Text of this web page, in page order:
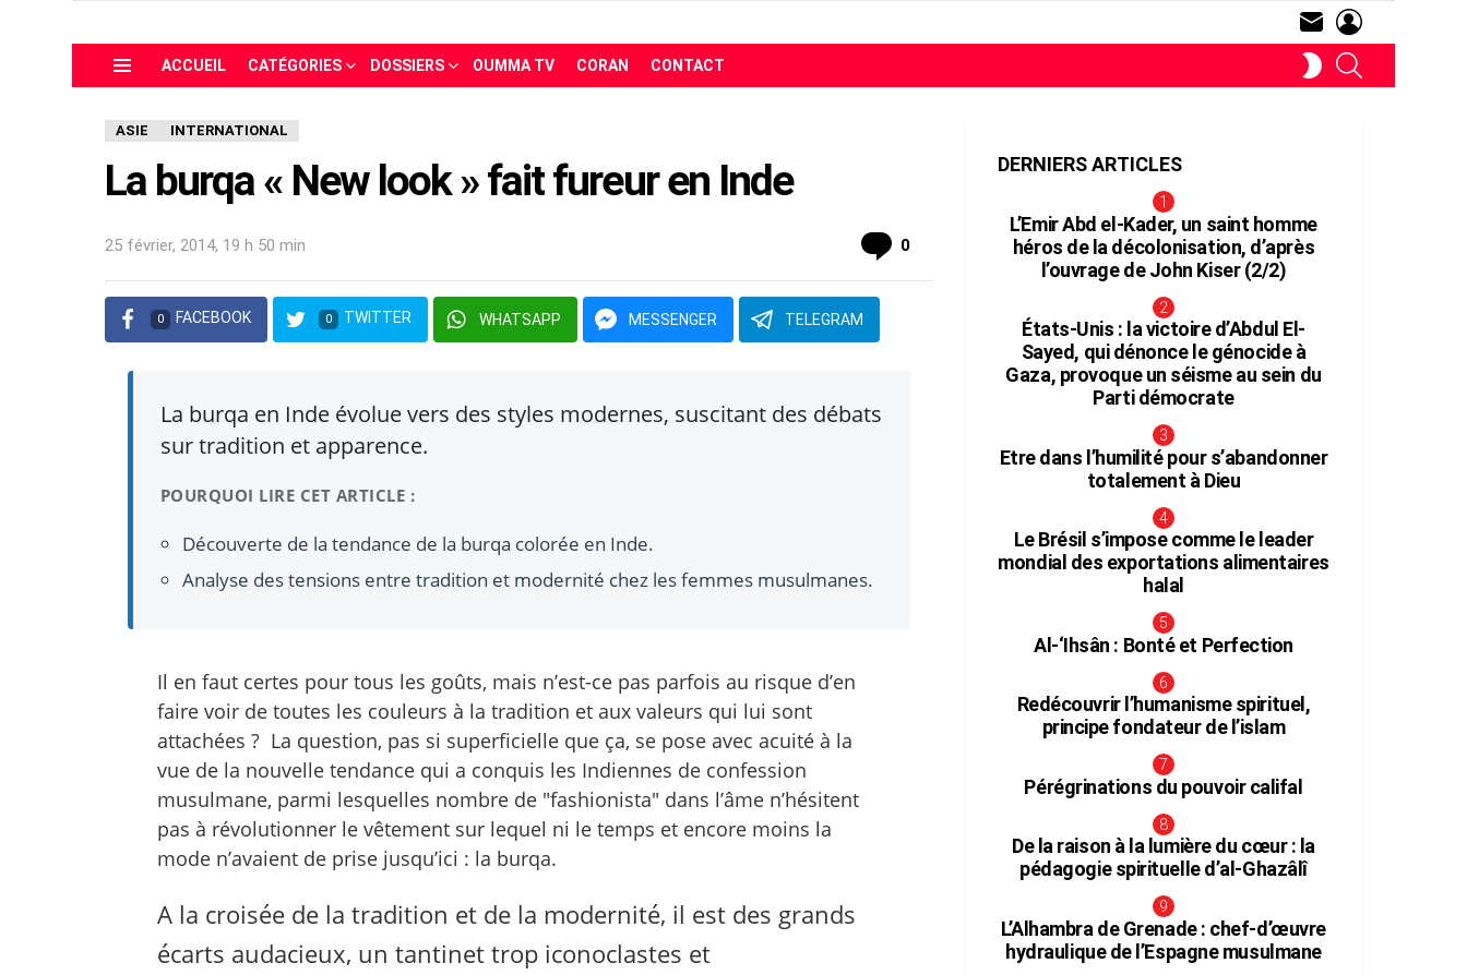
SUBSCRIBE
ACCUEIL CATÉGORIES DOSSIERS OUMMA TV CORAN CONTACT
SWITCH
ASIE INTERNATIONAL
La burqa « New look » fait fureur en Inde
25 février, 2014, 19 h 50 min 0 commentaire
0 FACEBOOK 0 TWITTER WHATSAPP MESSENGER TELEGRAM
La burqa en Inde évolue vers des styles modernes, suscitant des débats
sur tradition et apparence.
POURQUOI LIRE CET ARTICLE :
Découverte de la tendance de la burqa colorée en Inde.
Analyse des tensions entre tradition et modernité chez les femmes musulmanes.
Il en faut certes pour tous les goûts, mais n’est-ce pas parfois au risque d’en
faire voir de toutes les couleurs à la tradition et aux valeurs qui lui sont
attachées ? La question, pas si superficielle que ça, se pose avec acuité à la
vue de la nouvelle tendance qui a conquis les Indiennes de confession
musulmane, parmi lesquelles nombre de "fashionista" dans l’âme n’hésitent
pas à révolutionner le vêtement sur lequel ni le temps et encore moins la
mode n’avaient de prise jusqu’ici : la burqa.
A la croisée de la tradition et de la modernité, il est des grands
écarts audacieux, un tantinet trop iconoclastes et
DERNIERS ARTICLES
L’Emir Abd el-Kader, un saint homme
héros de la décolonisation, d’après
l’ouvrage de John Kiser (2/2)
États-Unis : la victoire d’Abdul El-
Sayed, qui dénonce le génocide à
Gaza, provoque un séisme au sein du
Parti démocrate
Etre dans l’humilité pour s’abandonner
totalement à Dieu
Le Brésil s’impose comme le leader
mondial des exportations alimentaires
halal
Al-‘Ihsân : Bonté et Perfection
Redécouvrir l’humanisme spirituel,
principe fondateur de l’islam
Pérégrinations du pouvoir califal
De la raison à la lumière du cœur : la
pédagogie spirituelle d’al-Ghazâlî
L’Alhambra de Grenade : chef-d’œuvre
hydraulique de l’Espagne musulmane